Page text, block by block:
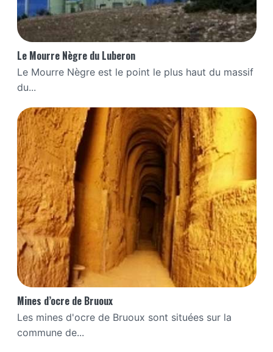
Le Mourre Nègre du Luberon
Le Mourre Nègre est le point le plus haut du massif
du...
Mines d’ocre de Bruoux
Les mines d'ocre de Bruoux sont situées sur la
commune de...